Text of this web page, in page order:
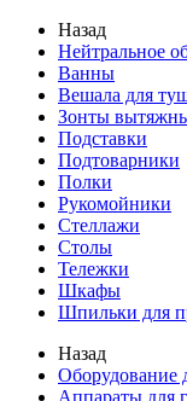
Назад
Нейтральное
Ванны
Вешала для
Зонты
Подставки
Подтоварники
Полки
Рукомойники
Стеллажи
Столы
Тележки
Шкафы
Шпильки для
Назад
Оборудование
Аппараты для